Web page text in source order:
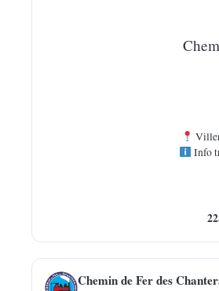
Info
Chemin de Fer des